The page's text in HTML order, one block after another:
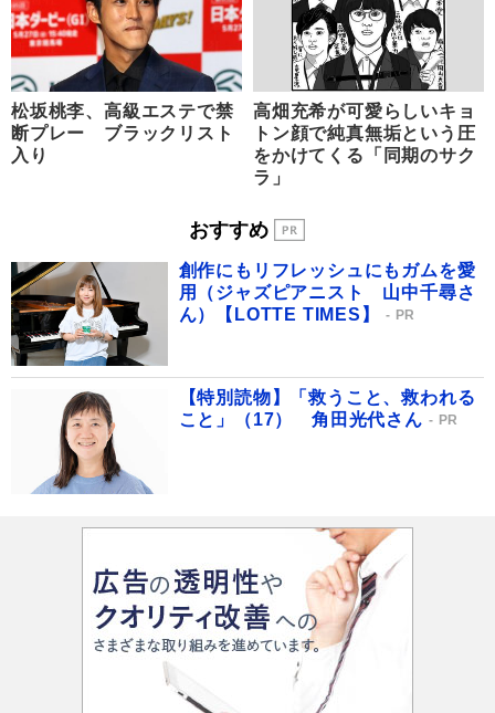
松坂桃李、高級エステで禁
断プレー ブラックリスト
入り
高畑充希が可愛らしいキョ
トン顔で純真無垢という圧
をかけてくる「同期のサク
ラ」
おすすめ
創作にもリフレッシュにもガムを愛
用（ジャズピアニスト 山中千尋さ
ん）【LOTTE TIMES】
PR
【特別読物】「救うこと、救われる
こと」（17） 角田光代さん
PR